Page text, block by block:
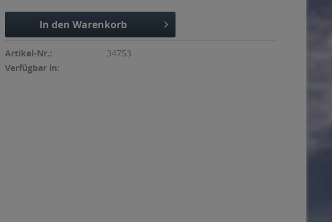
In den Warenkorb
Artikel-Nr.:
34753
Verfügbar in: